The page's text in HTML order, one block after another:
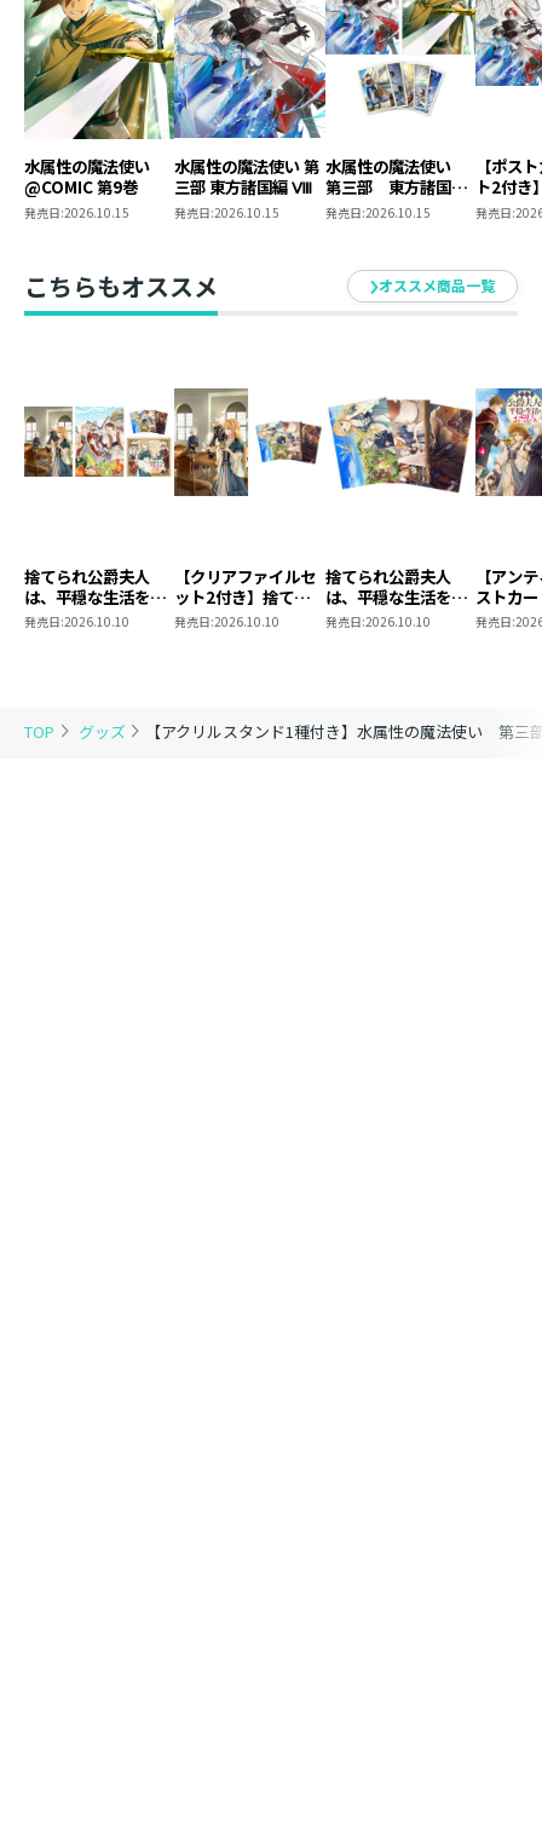
TOP グッズ 【アクリルスタンド1種付き】水属性の魔法使い 第
水属性の魔法使い
@COMIC 第9巻
発売日:2026.10.15
水属性の魔法使い 第
三部 東方諸国編 Ⅷ
発売日:2026.10.15
水属性の魔法使い
第三部 東方諸国編
8 同時発売まとめ
発売日:2026.10.15
【ポス
ト2付き
魔法使
発売日:
こちらもオススメ オススメ商品一覧
捨てられ公爵夫人
は、平穏な生活をお
望みのようです5
発売日:2026.10.10
【クリアファイルセ
ット2付き】捨てら
れ公爵夫人は、平穏
発売日:2026.10.10
捨てられ公爵夫人
は、平穏な生活をお
望みのようです ク
発売日:2026.10.10
【アン
ストカ
き】捨
発売日: